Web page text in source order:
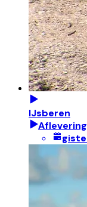
IJsberen
Aflevering